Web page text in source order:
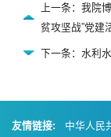
上一条：我院
贫攻坚战”党建
下一条：水利
友情链接: 中华人民